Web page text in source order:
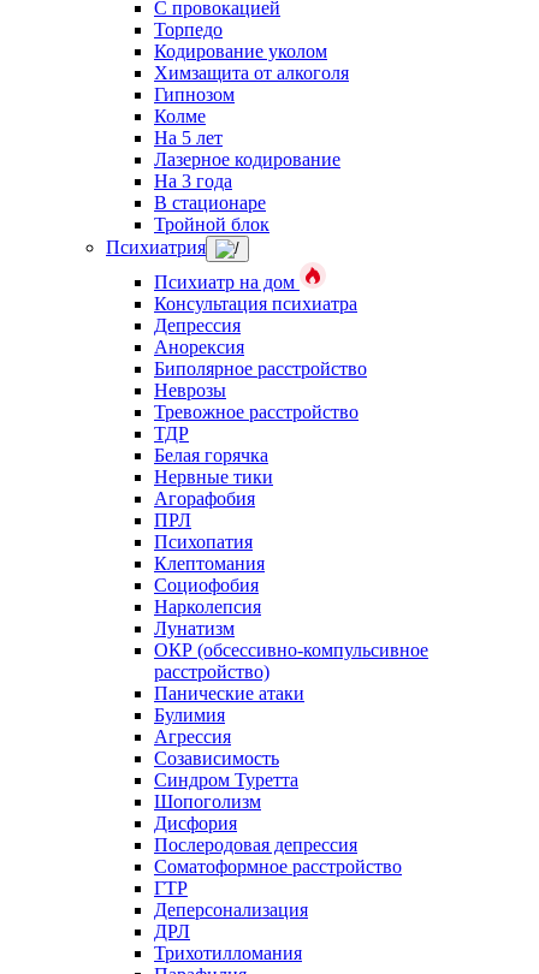
С провокацией
Торпедо
Кодирование уколом
Химзащита от алкоголя
Гипнозом
Колме
На 5 лет
Лазерное кодирование
На 3 года
В стационаре
Тройной блок
Психиатрия
Психиатр на дом
Консультация психиатра
Депрессия
Анорексия
Биполярное расстройство
Неврозы
Тревожное расстройство
ТДР
Белая горячка
Нервные тики
Агорафобия
ПРЛ
Психопатия
Клептомания
Социофобия
Нарколепсия
Лунатизм
ОКР (обсессивно-компульсивное
расстройство)
Панические атаки
Булимия
Агрессия
Созависимость
Синдром Туретта
Шопоголизм
Дисфория
Послеродовая депрессия
Соматоформное расстройство
ГТР
Деперсонализация
ДРЛ
Трихотилломания